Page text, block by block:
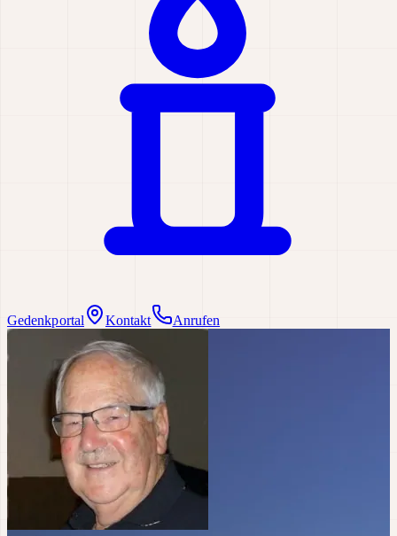
Gedenkportal Kontakt Anrufen